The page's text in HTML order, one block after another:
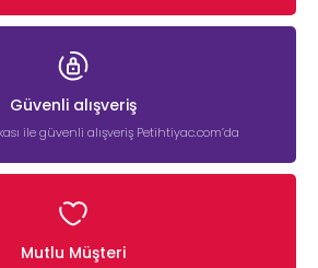
Güvenli alışveriş
ile güvenli alışveriş Petihtiyac.com’da
Mutlu Müşteri